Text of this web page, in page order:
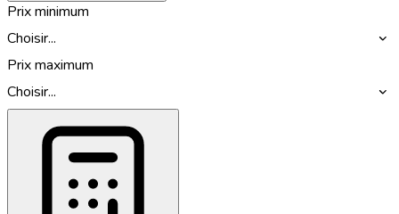
Prix minimum
Choisir...
Prix maximum
Choisir...